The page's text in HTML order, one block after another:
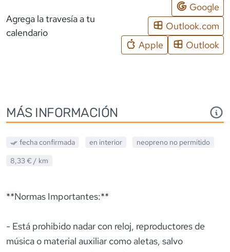
Agrega la travesía a tu
calendario
Google
Outlook.com
Apple
Outlook
MÁS INFORMACIÓN
fecha confirmada en interior neopreno no permitido
8,33 € / km
**Normas Importantes:**
- Está prohibido nadar con reloj, reproductores de
música o material auxiliar como aletas, salvo